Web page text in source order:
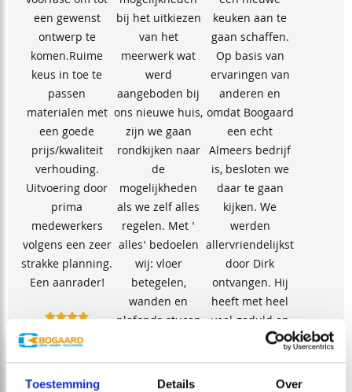
Toestemming Details Over
een gewenst
ontwerp te
komen.Ruime
keus in toe te
passen
materialen met
een goede
prijs/kwaliteit
verhouding.
Uitvoering door
prima
medewerkers
volgens een zeer
strakke planning.
Een aanrader!
B. HORSELING
bij het uitkiezen
van het
meerwerk wat
werd
aangeboden bij
ons nieuwe huis,
zijn we gaan
rondkijken naar
de
mogelijkheden
als we zelf alles
regelen. Met '
alles' bedoelen
wij: vloer
betegelen,
wanden en
plafonds stucen
toiletten,
badkamer en
keuken aan te
gaan schaffen.
Op basis van
ervaringen van
anderen en
omdat Boogaard
een echt
Almeers bedrijf
is, besloten we
daar te gaan
kijken. We
werden
allervriendelijkst
door Dirk
ontvangen. Hij
heeft met heel
veel geduld en
aandacht ons
geholpen om